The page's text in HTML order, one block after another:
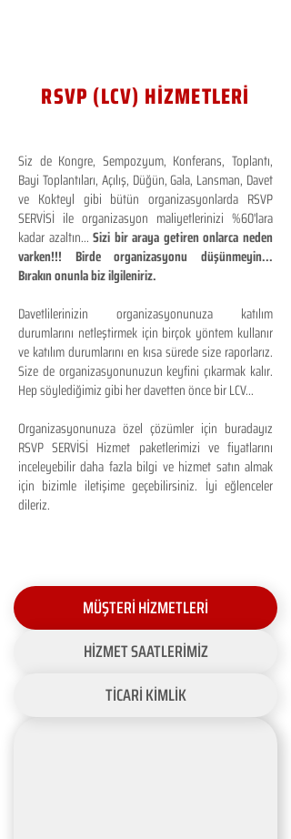
RSVP (LCV) HİZMETLERİ
Siz de Kongre, Sempozyum, Konferans, Toplantı,
Bayi Toplantıları, Açılış, Düğün, Gala, Lansman, Davet
ve Kokteyl gibi bütün organizasyonlarda RSVP
SERVİSİ ile organizasyon maliyetlerinizi %60'lara
kadar azaltın...Sizi bir araya getiren onlarca neden
varken!!! Birde organizasyonu düşünmeyin...
Bırakın onunla biz ilgileniriz.
Davetlilerinizin organizasyonunuza katılım
durumlarını netleştirmek için birçok yöntem kullanır
ve katılım durumlarını en kısa sürede size raporlarız.
Size de organizasyonunuzun keyfini çıkarmak kalır.
Hep söylediğimiz gibi her davetten önce bir LCV...
Organizasyonunuza özel çözümler için buradayız
RSVP SERVİSİ Hizmet paketlerimizi ve fiyatlarını
inceleyebilir daha fazla bilgi ve hizmet satın almak
için bizimle iletişime geçebilirsiniz. İyi eğlenceler
dileriz.
MÜŞTERİ HİZMETLERİ
HİZMET SAATLERİMİZ
TİCARİ KİMLİK